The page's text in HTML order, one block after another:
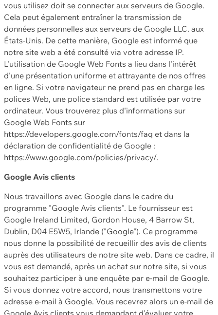
vous utilisez doit se connecter aux serveurs de Google.
Cela peut également entraîner la transmission de
données personnelles aux serveurs de Google LLC. aux
États-Unis. De cette manière, Google est informé que
notre site web a été consulté via votre adresse IP.
L'utilisation de Google Web Fonts a lieu dans l'intérêt
d'une présentation uniforme et attrayante de nos offres
en ligne. Si votre navigateur ne prend pas en charge les
polices Web, une police standard est utilisée par votre
ordinateur. Vous trouverez plus d'informations sur
Google Web Fonts sur
https://developers.google.com/fonts/faq et dans la
déclaration de confidentialité de Google :
https://www.google.com/policies/privacy/.
Google Avis clients
Nous travaillons avec Google dans le cadre du
programme "Google Avis clients". Le fournisseur est
Google Ireland Limited, Gordon House, 4 Barrow St,
Dublin, D04 E5W5, Irlande ("Google"). Ce programme
nous donne la possibilité de recueillir des avis de clients
auprès des utilisateurs de notre site web. Dans ce cadre, il
vous est demandé, après un achat sur notre site, si vous
souhaitez participer à une enquête par e-mail de Google.
Si vous donnez votre accord, nous transmettons votre
adresse e-mail à Google. Vous recevrez alors un e-mail de